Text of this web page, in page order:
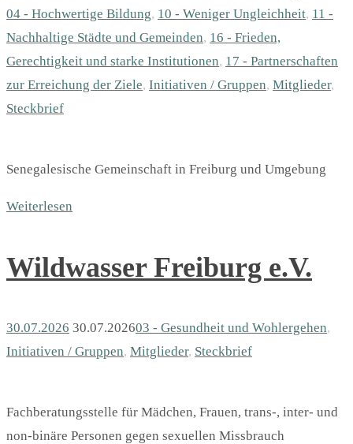
04 - Hochwertige Bildung, 10 - Weniger Ungleichheit, 11 -
Nachhaltige Städte und Gemeinden, 16 - Frieden,
Gerechtigkeit und starke Institutionen, 17 - Partnerschaften
zur Erreichung der Ziele, Initiativen / Gruppen, Mitglieder,
Steckbrief
Senegalesische Gemeinschaft in Freiburg und Umgebung
Weiterlesen
Wildwasser Freiburg e.V.
30.07.2026 30.07.202603 - Gesundheit und Wohlergehen,
Initiativen / Gruppen, Mitglieder, Steckbrief
Fachberatungsstelle für Mädchen, Frauen, trans-, inter- und
non-binäre Personen gegen sexuellen Missbrauch